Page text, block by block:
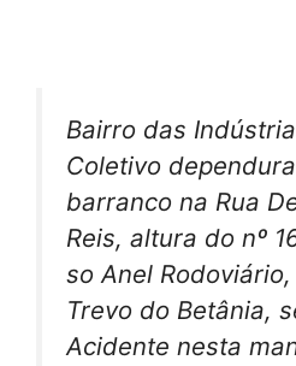
Bairro das
Coletivo
barranco na Rua
Reis, altura do nº
so Anel
Trevo do Betânia,
Acidente nesta